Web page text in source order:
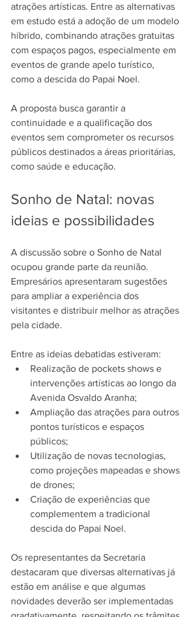
atrações artísticas. Entre as alternativas
em estudo está a adoção de um modelo
híbrido, combinando atrações gratuitas
com espaços pagos, especialmente em
eventos de grande apelo turístico,
como a descida do Papai Noel.
A proposta busca garantir a
continuidade e a qualificação dos
eventos sem comprometer os recursos
públicos destinados a áreas prioritárias,
como saúde e educação.
Sonho de Natal: novas
ideias e possibilidades
A discussão sobre o Sonho de Natal
ocupou grande parte da reunião.
Empresários apresentaram sugestões
para ampliar a experiência dos
visitantes e distribuir melhor as atrações
pela cidade.
Entre as ideias debatidas estiveram:
Realização de pockets shows e
intervenções artísticas ao longo da
Avenida Osvaldo Aranha;
Ampliação das atrações para outros
pontos turísticos e espaços
públicos;
Utilização de novas tecnologias,
como projeções mapeadas e shows
de drones;
Criação de experiências que
complementem a tradicional
descida do Papai Noel.
Os representantes da Secretaria
destacaram que diversas alternativas já
estão em análise e que algumas
novidades deverão ser implementadas